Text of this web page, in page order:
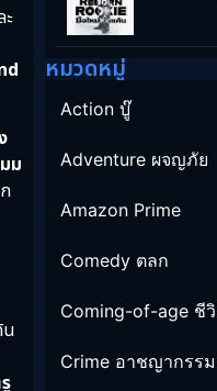
ม
หมวดหมู่
Action บู๊
Adventure ผจญภัย
Amazon Prime
Comedy ตลก
Coming-of-age ชี
Crime อาชญากรรม